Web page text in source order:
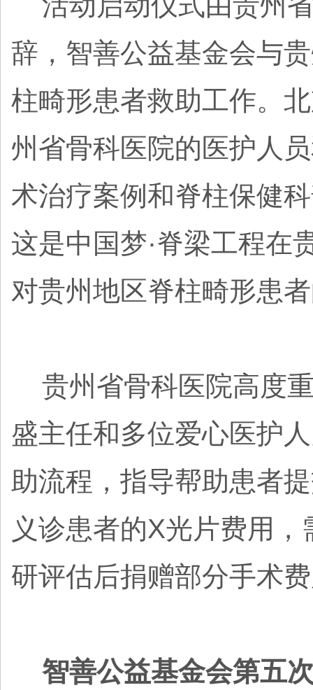
辞，智善公益基金会与
柱畸形患者救助工作。
州省骨科医院的医护人
术治疗案例和脊柱保健
这是中国梦·脊梁工程在
对贵州地区脊柱畸形患
贵州省骨科医院高度
盛主任和多位爱心医护
助流程，指导帮助患者
义诊患者的X光片费用
研评估后捐赠部分手术
智善公益基金会第五